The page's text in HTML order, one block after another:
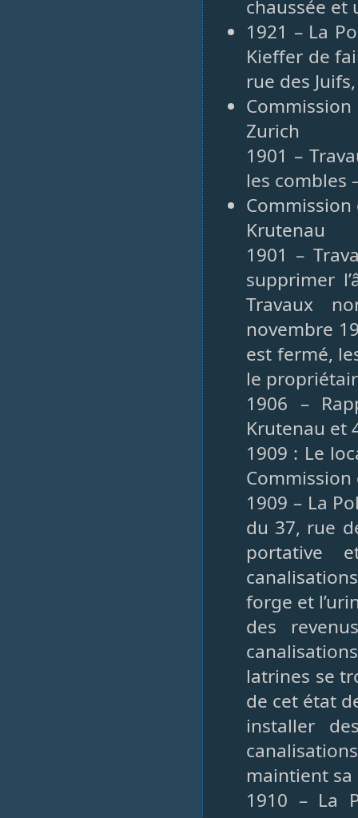
chaussée et
1921 – La
Kieffer de
rue des
Zurich
1901 –
les combles
Krutenau
1901 –
supprimer
Travaux
novembre
est fermé,
le
1906 –
Krutenau et
1909 : Le
1909 – La
du 37, rue
portative
forge et
des
latrines se
de cet état
installer
maintient
1910 – La